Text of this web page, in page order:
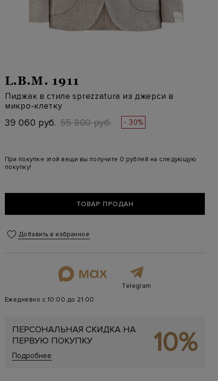
L.B.M. 1911
Пиджак в стиле sprezzatura из джерси в
микро-клетку
39 060 руб. 55 800 руб. - 30%
При покупке этой вещи вы получите 0 рублей на следующую
покупку!
ТОВАР ПРОДАН
Добавить в избранное
Telegram
Ежедневно с 10:00 до 21:00
ПЕРСОНАЛЬНАЯ СКИДКА НА
ПЕРВУЮ ПОКУПКУ
Подробнее 10%